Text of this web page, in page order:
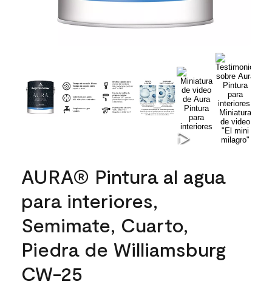
AURA® Pintura al agua
para interiores,
Semimate, Cuarto,
Piedra de Williamsburg
CW-25